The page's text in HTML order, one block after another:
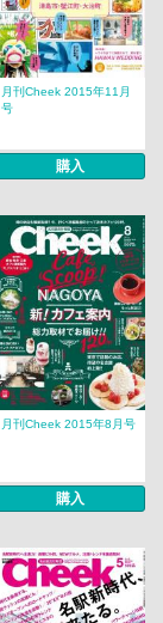
月刊Cheek 2015年11月
号
購入
月刊Cheek 2015年8月号
購入